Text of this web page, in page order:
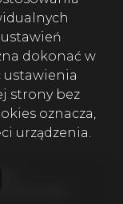
dokonać w
strony bez
oznacza,
urządzenia.